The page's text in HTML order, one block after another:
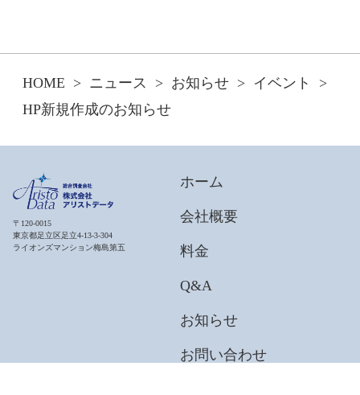
HOME ニュース お知らせ
イベント
HP新規作成のお知らせ
〒120-0015
東京都足立区足立4-13-3-304
ライオンズマンション梅島第五
ホーム
会社概要
料金
Q&A
お知らせ
お問い合わせ